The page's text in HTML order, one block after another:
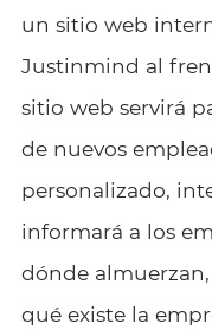
un sitio web
Justinmind al
sitio web servirá
de nuevos
personalizado,
informará a los
dónde
qué existe la